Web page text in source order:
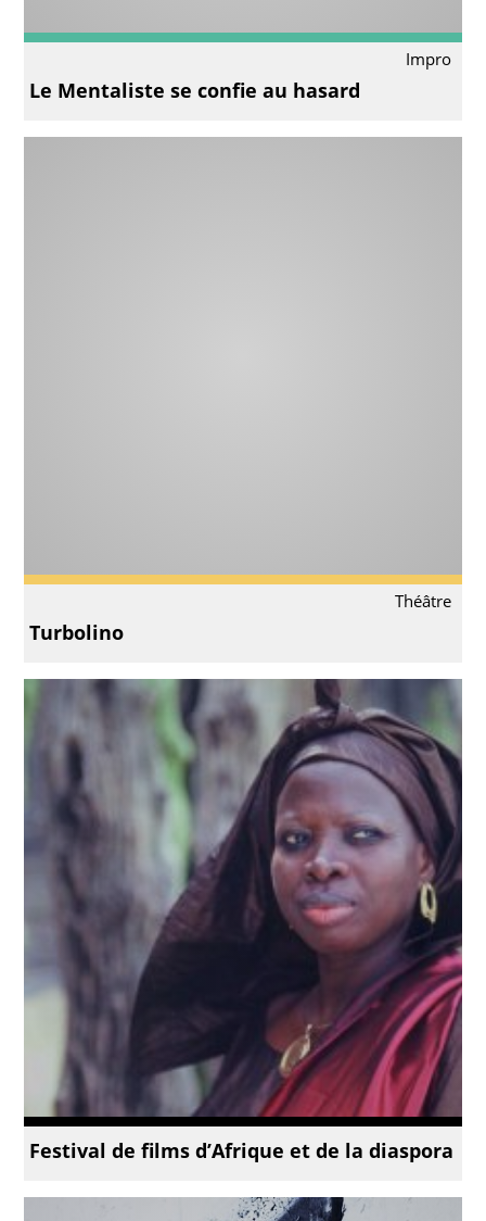
Impro
Le Mentaliste se confie au hasard
Théâtre
Turbolino
Festival de films d’Afrique et de la diaspora